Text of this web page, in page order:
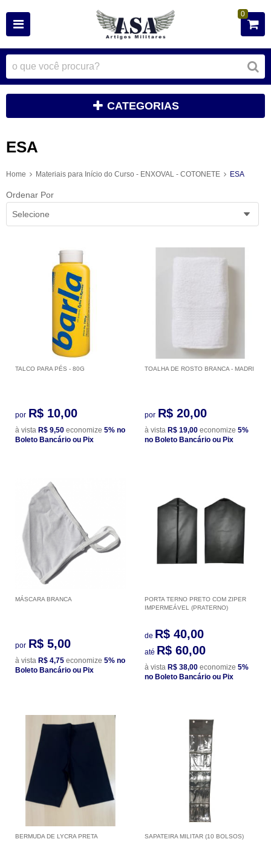
0
CATEGORIAS
ESA
Home Materiais para Início do Curso - ENXOVAL - COTONETE ESA
Ordenar Por
Selecione
TALCO PARA PÉS - 80G
por R$ 10,00
à vista R$ 9,50 economize 5% no
Boleto Bancário ou Pix
TOALHA DE ROSTO BRANCA - MADRI
por R$ 20,00
à vista R$ 19,00 economize 5%
no Boleto Bancário ou Pix
MÁSCARA BRANCA
por R$ 5,00
à vista R$ 4,75 economize 5% no
Boleto Bancário ou Pix
PORTA TERNO PRETO COM ZIPER
IMPERMEÁVEL (PRATERNO)
de R$ 40,00
até R$ 60,00
à vista R$ 38,00 economize 5%
no Boleto Bancário ou Pix
BERMUDA DE LYCRA PRETA SAPATEIRA MILITAR (10 BOLSOS)